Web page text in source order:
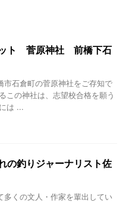
ト 菅原神社 前橋下石
市石倉町の菅原神社をご存知で
この神社は、志望校合格を願う
は ...
の釣りジャーナリスト佐
多くの文人・作家を輩出してい